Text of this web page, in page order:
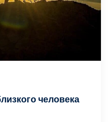
человека